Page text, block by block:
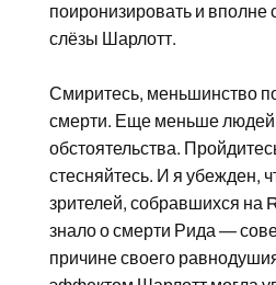
поиронизировать и вполне
слёзы Шарлотт.
Смиритесь, меньшинство
смерти. Еще меньше людей
обстоятельства.
стесняйтесь. И я убежден,
зрителей, собравшихся на
знало о смерти Рида —
причине своего